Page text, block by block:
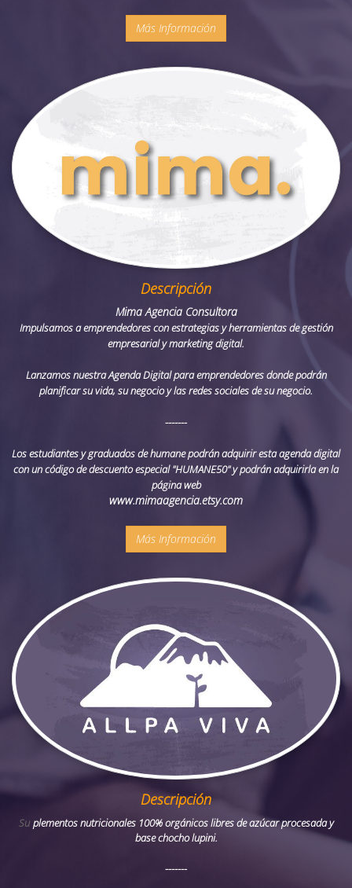
Más Información
Descripción
Mima Agencia Consultora
Impulsamos a emprendedores con estrategias y herramientas de gestión
empresarial y marketing digital.
Lanzamos nuestra Agenda Digital para emprendedores donde podrán
planificar su vida, su negocio y las redes sociales de su negocio.
-------
Los estudiantes y graduados de humane podrán adquirir esta agenda digital
con un código de descuento especial "HUMANE50" y podrán adquirirla en la
página web
www.mimaagencia.etsy.com
Más Información
Descripción
Su plementos nutricionales 100% orgánicos libres de azúcar procesada y
base chocho lupini.
-------